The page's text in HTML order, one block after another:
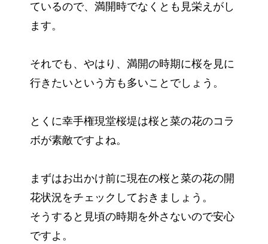
ているので、満開時でなくとも見栄えがし
ます。
それでも、やはり、満開の時期に桜を見に
行きたいという方も多いことでしょう。
とくに幸手権現堂桜堤は桜と菜の花のコラ
ボが素敵ですよね。
まずはお出かけ前に現在の桜と菜の花の開
花状況をチェックしておきましょう。
そうすると見頃の時期を外さないので安心
ですよ。